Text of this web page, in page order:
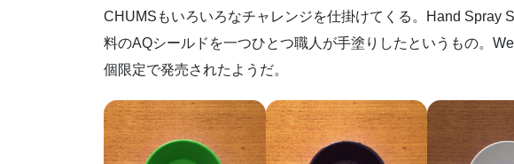
CHUMSもいろいろなチャレンジを仕掛けてくる。Hand Spray
料のAQシールドを一つひとつ職人が手塗りしたというもの。
個限定で発売されたようだ。